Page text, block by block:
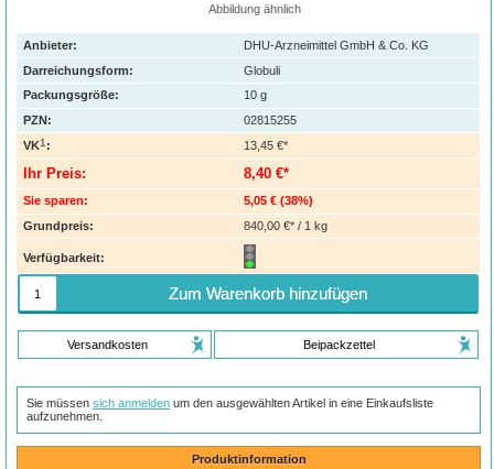
Abbildung ähnlich
Anbieter:
DHU-Arzneimittel GmbH & Co. KG
Darreichungsform:
Globuli
Packungsgröße:
10 g
PZN:
02815255
VK1: 13,45 €*
Ihr Preis: 8,40 €*
Sie sparen: 5,05 € (38%)
Grundpreis:
840,00 €* / 1 kg
Verfügbarkeit:
Zum Warenkorb hinzufügen
Versandkosten Beipackzettel
Sie müssensich anmelden um den ausgewählten Artikel in eine Einkaufsliste
aufzunehmen.
Produktinformation